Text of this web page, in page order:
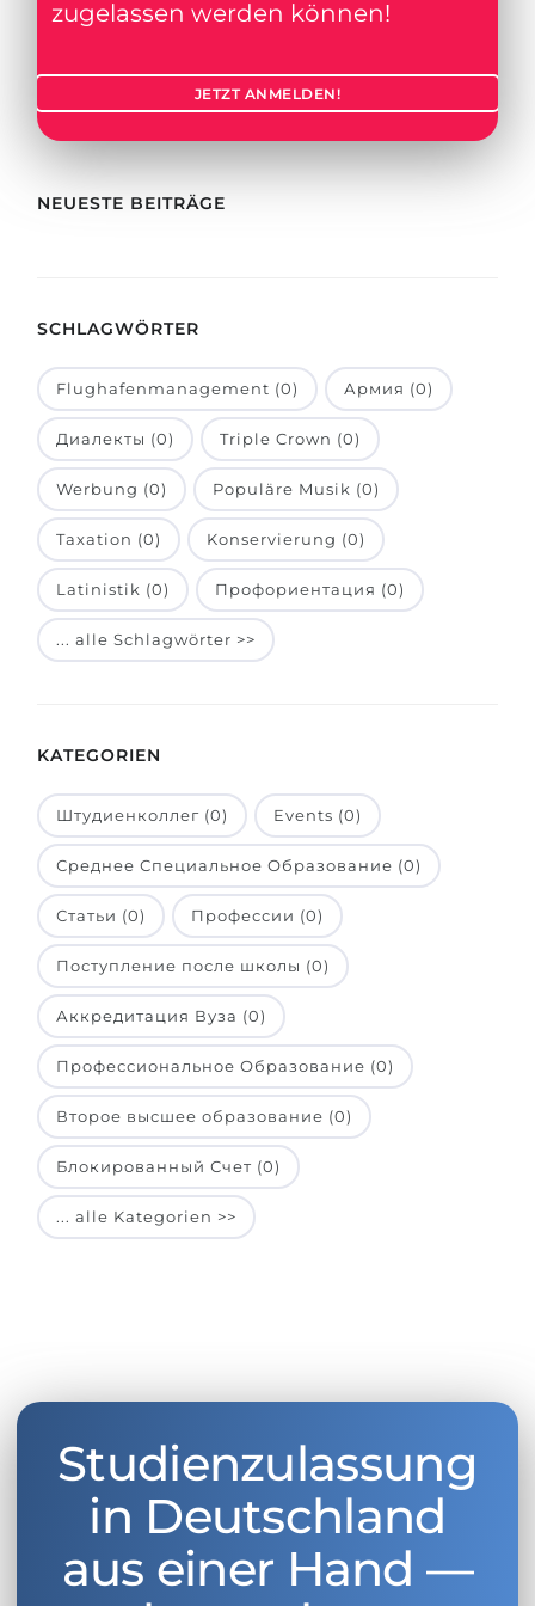
Städte
Studienfächer
RIASEC-Test
Erfolgzu
100%
Unsere Studierenden werden
BERATUNG!
Management
Ukraine
Kasachstan
Aserbaidschan
Armenien
Belarus
Anderes Land
BERATUNG BUCHEN
zugelassen werden können!
JETZT ANMELDEN!
NEUESTE BEITRÄGE
SCHLAGWÖRTER
Flughafenmanagement (0) Армия (0)
Диалекты (0) Triple Crown (0)
Werbung (0) Populäre Musik (0)
Taxation (0) Konservierung (0)
Latinistik (0) Профориентация (0)
... alle Schlagwörter >>
KATEGORIEN
Штудиенколлег (0) Events (0)
Среднее Специальное Образование (0)
Статьи (0) Профессии (0)
Поступление после школы (0)
Аккредитация Вуза (0)
Профессиональное Образование (0)
Второе высшее образование (0)
Блокированный Счет (0)
... alle Kategorien >>
Studienzulassung
in Deutschland
aus einer Hand —